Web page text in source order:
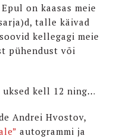
on kaasas meie
talle käivad
kellegagi meie
pühendust või
uksed kell 12 ning…
Andrei Hvostov,
autogrammi ja